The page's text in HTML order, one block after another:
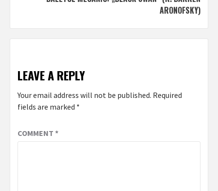
ARONOFSKY)
LEAVE A REPLY
Your email address will not be published. Required
fields are marked *
COMMENT *